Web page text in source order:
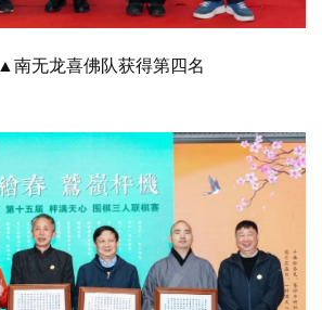
▲南无龙喜佛队获得第四名